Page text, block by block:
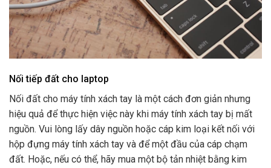
Nối tiếp đất cho laptop
Nối đất cho máy tính xách tay là một cách đơn giản nhưng
hiệu quả để thực hiện việc này khi máy tính xách tay bị mất
nguồn. Vui lòng lấy dây nguồn hoặc cáp kim loại kết nối với
hộp đựng máy tính xách tay và để một đầu của cáp chạm
đất. Hoặc, nếu có thể, hãy mua một bộ tản nhiệt bằng kim